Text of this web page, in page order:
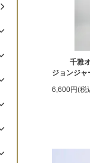
千雅
ジョンジ
6,600円(税